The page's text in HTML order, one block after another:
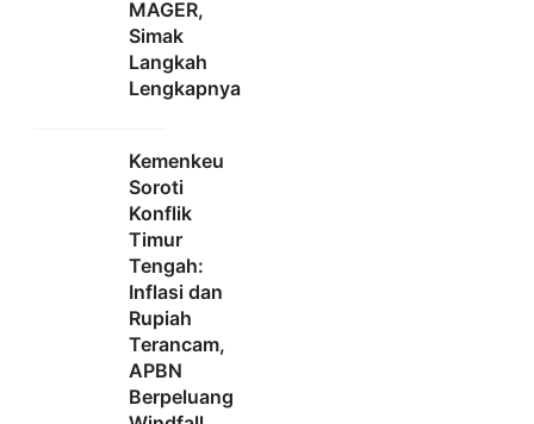
MAGER,
Simak
Langkah
Lengkapnya
Kemenkeu
Soroti
Konflik
Timur
Tengah:
Inflasi dan
Rupiah
Terancam,
APBN
Berpeluang